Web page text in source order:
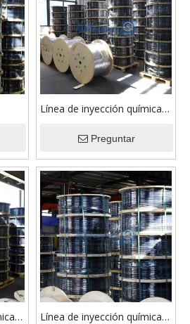
Línea de inyección química
S31803/2205 PVDF
Preguntar
Línea de inyección química